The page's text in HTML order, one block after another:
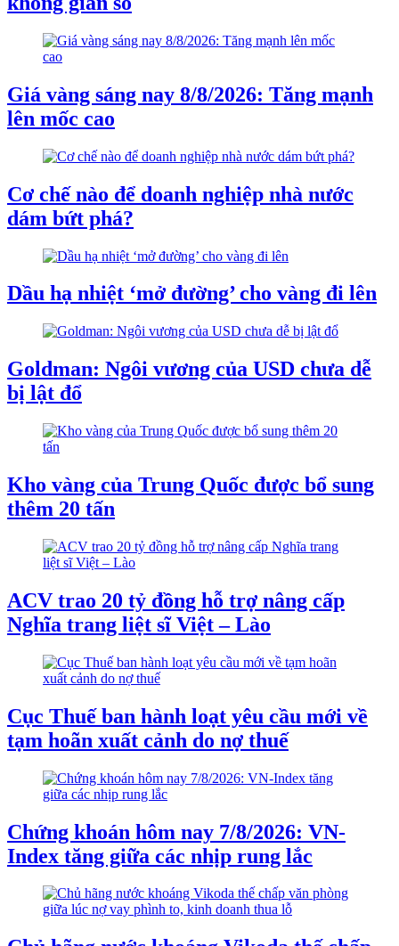
Giá vàng sáng nay 8/8/2026: Tăng mạnh
lên mốc cao
Cơ chế nào để doanh nghiệp nhà nước
dám bứt phá?
Dầu hạ nhiệt ‘mở đường’ cho vàng đi lên
Goldman: Ngôi vương của USD chưa dễ
bị lật đổ
Kho vàng của Trung Quốc được bổ sung
thêm 20 tấn
ACV trao 20 tỷ đồng hỗ trợ nâng cấp
Nghĩa trang liệt sĩ Việt – Lào
Cục Thuế ban hành loạt yêu cầu mới về
tạm hoãn xuất cảnh do nợ thuế
Chứng khoán hôm nay 7/8/2026: VN-
Index tăng giữa các nhịp rung lắc